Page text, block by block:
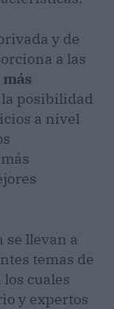
y de
a las
posibilidad
a nivel
se llevan a
temas de
cuales
y expertos